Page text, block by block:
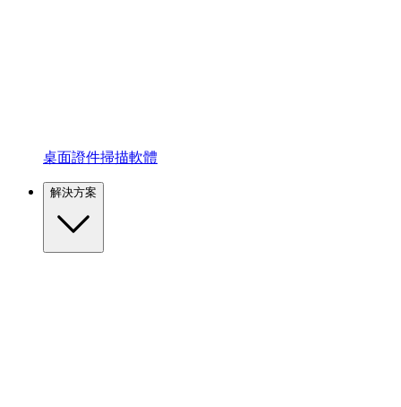
桌面證件掃描軟體
解決方案